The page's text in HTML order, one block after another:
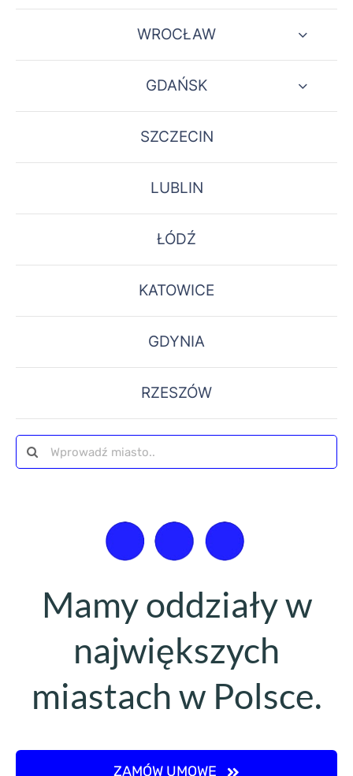
WROCŁAW
GDAŃSK
SZCZECIN
LUBLIN
ŁÓDŹ
KATOWICE
GDYNIA
RZESZÓW
Szukaj
Mamy oddziały w
największych
miastach w Polsce.
ZAMÓW UMOWĘ